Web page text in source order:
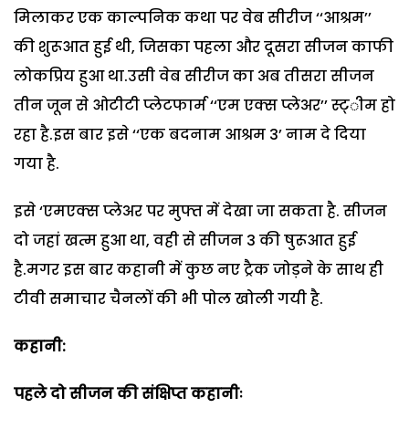
मिलाकर एक काल्पनिक कथा पर वेब सीरीज ‘‘आश्रम’’
की शुरूआत हुई थी, जिसका पहला और दूसरा सीजन काफी
लोकप्रिय हुआ था.उसी वेब सीरीज का अब तीसरा सीजन
तीन जून से ओटीटी प्लेटफार्म ‘‘एम एक्स प्लेअर’’ स्ट्ीम हो
रहा है.इस बार इसे ‘‘एक बदनाम आश्रम 3’ नाम दे दिया
गया है.
इसे ‘एमएक्स प्लेअर पर मुफ्त में देखा जा सकता है. सीजन
दो जहां खत्म हुआ था, वही से सीजन 3 की षुरूआत हुई
है.मगर इस बार कहानी में कुछ नए ट्रैक जोड़ने के साथ ही
टीवी समाचार चैनलों की भी पोल खोली गयी है.
कहानी:
पहले दो सीजन की संक्षिप्त कहानीः